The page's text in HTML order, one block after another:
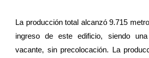
La producción total alcanzó 9.715
ingreso de este edificio, siendo
vacante, sin precolocación. La